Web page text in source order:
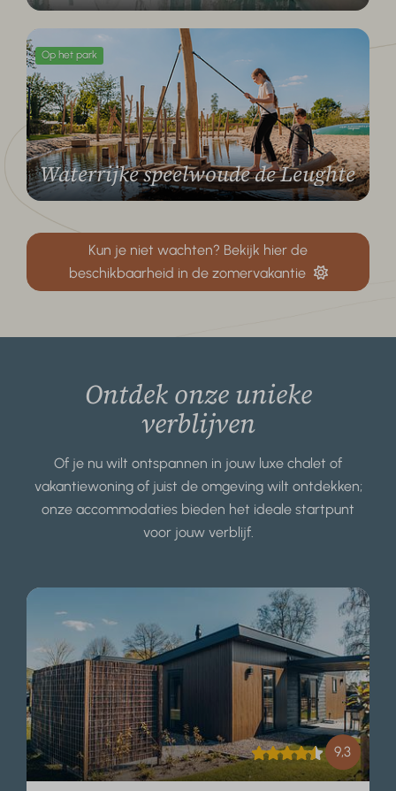
Op het park
Waterrijke speelwoude de Leughte
Kun je niet wachten? Bekijk hier de
beschikbaarheid in de zomervakantie
Ontdek onze unieke
verblijven
Of je nu wilt ontspannen in jouw luxe chalet of
vakantiewoning of juist de omgeving wilt ontdekken;
onze accommodaties bieden het ideale startpunt
voor jouw verblijf.
9,3